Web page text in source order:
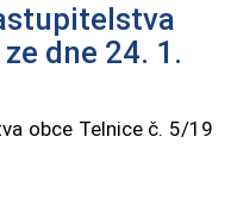
dne 24. 1.
obce Telnice č. 5/19